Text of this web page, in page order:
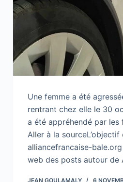
Une femme a été
rentrant chez elle le 30
a été appréhendé par les
Aller à la sourceL’objectif
alliancefrancaise-
web des posts autour de
JEAN GOULAMALY 6